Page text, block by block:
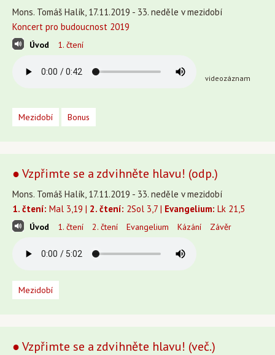
Mons. Tomáš Halík, 17.11.2019 - 33. neděle v mezidobí
Koncert pro budoucnost 2019
Úvod 1. čtení
videozáznam
Mezidobí Bonus
● Vzpřimte se a zdvihněte hlavu! (odp.)
Mons. Tomáš Halík, 17.11.2019 - 33. neděle v mezidobí
1. čtení: Mal 3,19 | 2. čtení: 2Sol 3,7 | Evangelium: Lk 21,5
Úvod 1. čtení 2. čtení Evangelium Kázání Závěr
Mezidobí
● Vzpřimte se a zdvihněte hlavu! (več.)